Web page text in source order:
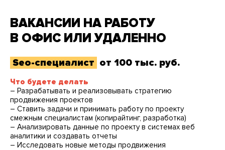
ВАКАНСИИ НА РАБОТУ
В ОФИС ИЛИ УДАЛЕННО
Seo-специалист от 100 тыс. руб.
Что будете делать
– Разрабатывать и реализовывать стратегию
продвижения проектов
– Ставить задачи и принимать работу по проекту
смежным специалистам (копирайтинг, разработка)
– Анализировать данные по проекту в системах веб
аналитики и создавать отчеты
– Исследовать новые методы продвижения